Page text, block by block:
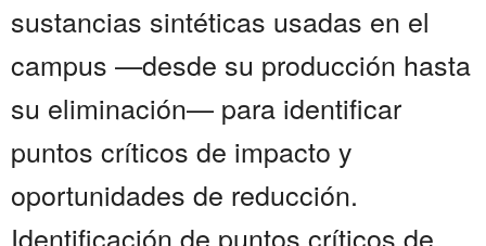
sustancias sintéticas usadas en el
campus —desde su producción hasta
su eliminación— para identificar
puntos críticos de impacto y
oportunidades de reducción.
Identificación de puntos críticos de